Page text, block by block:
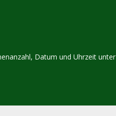
Datum und Uhrzeit unter